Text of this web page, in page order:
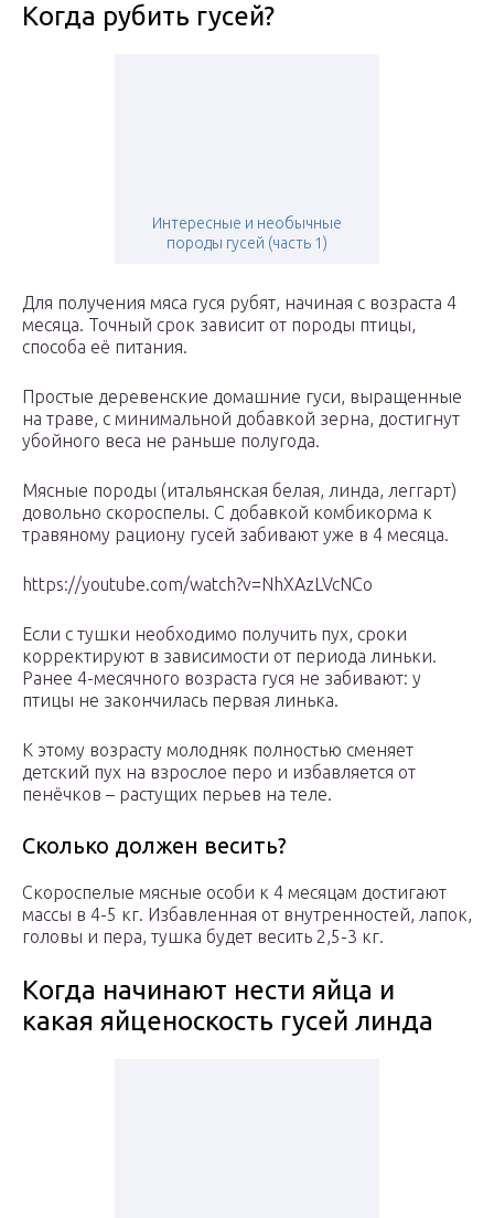
Когда рубить гусей?
Интересные и необычные
породы гусей (часть 1)
Для получения мяса гуся рубят, начиная с возраста 4
месяца. Точный срок зависит от породы птицы,
способа её питания.
Простые деревенские домашние гуси, выращенные
на траве, с минимальной добавкой зерна, достигнут
убойного веса не раньше полугода.
Мясные породы (итальянская белая, линда, леггарт)
довольно скороспелы. С добавкой комбикорма к
травяному рациону гусей забивают уже в 4 месяца.
https://youtube.com/watch?v=NhXAzLVcNCo
Если с тушки необходимо получить пух, сроки
корректируют в зависимости от периода линьки.
Ранее 4-месячного возраста гуся не забивают: у
птицы не закончилась первая линька.
К этому возрасту молодняк полностью сменяет
детский пух на взрослое перо и избавляется от
пенёчков – растущих перьев на теле.
Сколько должен весить?
Скороспелые мясные особи к 4 месяцам достигают
массы в 4-5 кг. Избавленная от внутренностей, лапок,
головы и пера, тушка будет весить 2,5-3 кг.
Когда начинают нести яйца и
какая яйценоскость гусей линда